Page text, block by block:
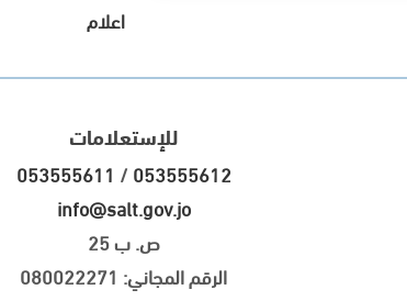
اعلام
للإستعلامات
053555611 /053555612
info@salt.gov.jo
ص. ب 25
الرقم المجاني: 080022271